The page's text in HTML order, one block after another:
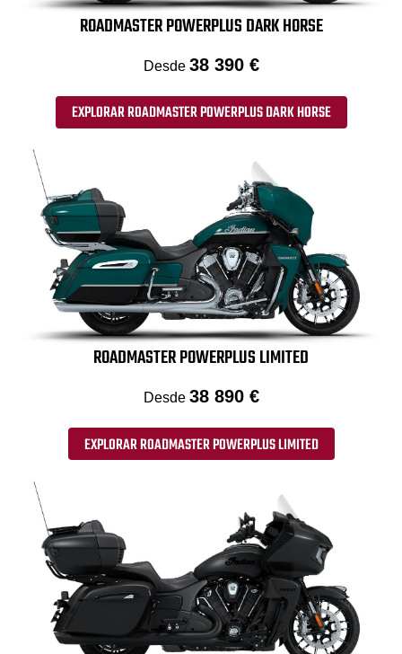
ROADMASTER POWERPLUS DARK HORSE
Desde 38 390 €
EXPLORAR ROADMASTER POWERPLUS DARK HORSE
ROADMASTER POWERPLUS LIMITED
Desde 38 890 €
EXPLORAR ROADMASTER POWERPLUS LIMITED